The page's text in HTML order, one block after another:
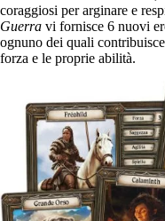
coraggiosi per arginare e
Guerra vi fornisce 6 nuovi
ognuno dei quali
forza e le proprie abilità.